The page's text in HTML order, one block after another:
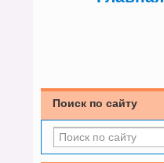
Поиск по сайту